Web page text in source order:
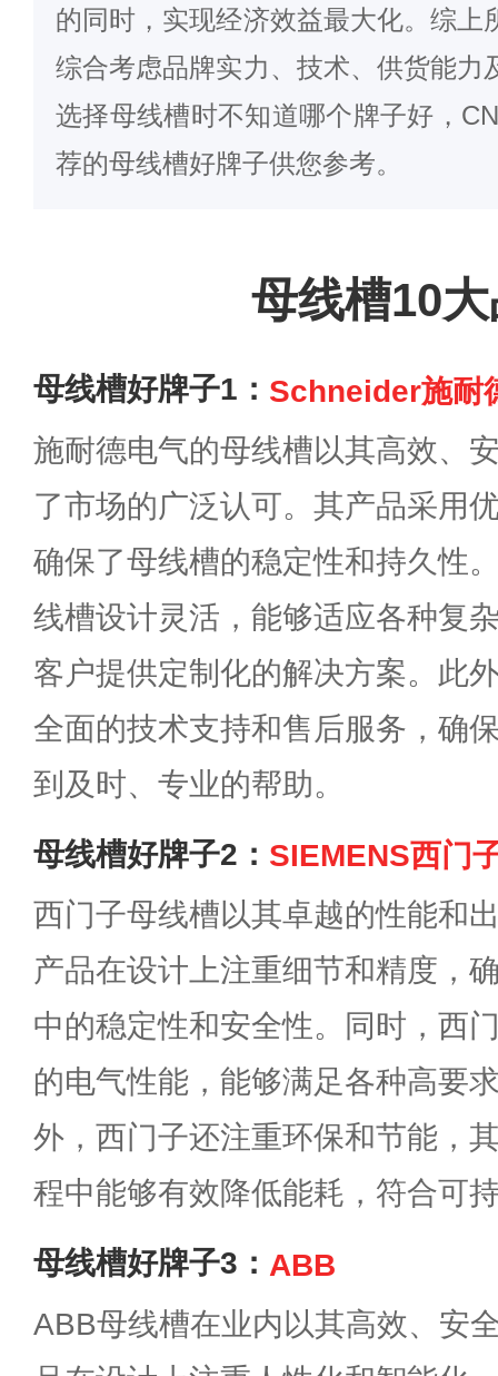
的同时，实现经济效益最大化。综上
综合考虑品牌实力、技术、供货能力
选择母线槽时不知道哪个牌子好，
荐的母线槽好牌子供您参考。
母线槽10
母线槽好牌子1： Schneider施耐
施耐德电气的母线槽以其高效、
了市场的广泛认可。其产品采用
确保了母线槽的稳定性和持久性
线槽设计灵活，能够适应各种复
客户提供定制化的解决方案。此
全面的技术支持和售后服务，确
到及时、专业的帮助。
母线槽好牌子2： SIEMENS西门
西门子母线槽以其卓越的性能和
产品在设计上注重细节和精度，
中的稳定性和安全性。同时，西
的电气性能，能够满足各种高要
外，西门子还注重环保和节能，
程中能够有效降低能耗，符合可
母线槽好牌子3： ABB
ABB母线槽在业内以其高效、安